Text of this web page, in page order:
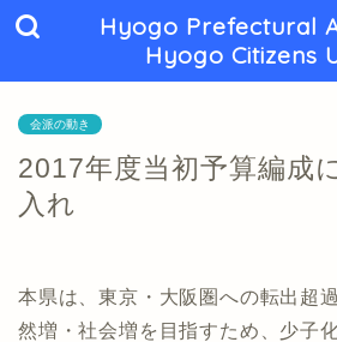
Hyogo Prefectural
Hyogo Citizens
会派の動き
2017年度当初予算編成
入れ
本県は、東京・大阪圏への転出超
然増・社会増を目指すため、少子